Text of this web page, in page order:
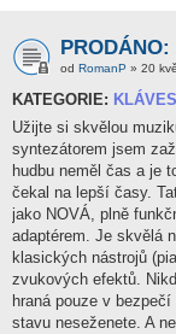
PRODÁNO:
od RomanP » 20
KATEGORIE:
Užijte si skvělou
syntezátorem jsem
hudbu neměl čas a je
čekal na lepší časy.
jako NOVÁ, plně
adaptérem. Je skvělá
klasických nástrojů
zvukových efektů.
hraná pouze v
stavu neseženete. A